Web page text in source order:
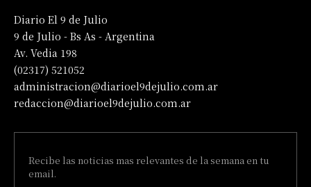
Diario El 9 de Julio
9 de Julio - Bs As - Argentina
Av. Vedia 198
(02317) 521052
administracion@diarioel9dejulio.com.ar
redaccion@diarioel9dejulio.com.ar
Recibe las noticias mas relevantes de la semana en tu
email.